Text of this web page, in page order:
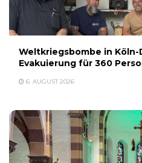
Weltkriegsbombe in
Evakuierung für 360
6. AUGUST 2026